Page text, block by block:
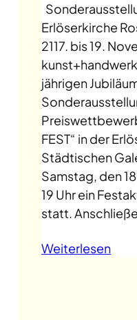
Erlöserkirche
2117. bis 19.
jährigen
FEST“ in der
Städtischen
Samstag, den
19 Uhr ein
statt.
Weiterlesen